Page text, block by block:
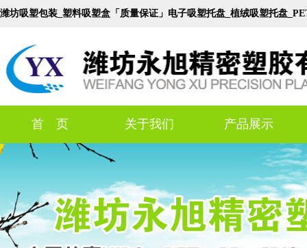
潍坊吸塑包装_塑料吸塑盒「质量保证」电子吸塑托盘_植绒吸塑托盘
首 页 关于我们 产品展示